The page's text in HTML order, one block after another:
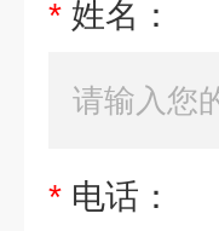
* 姓名：
* 电话：